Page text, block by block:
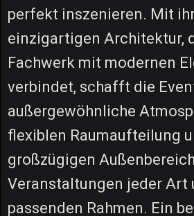
perfekt inszenieren. Mit
einzigartigen Architektur,
Fachwerk mit modernen
verbindet, schafft die
außergewöhnliche
flexiblen Raumaufteilung
großzügigen
Veranstaltungen jeder Art
passenden Rahmen. Ein